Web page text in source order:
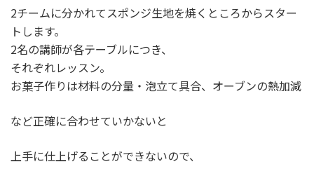
2チームに分かれてスポンジ生地を焼くところからスター
トします。
2名の講師が各テーブルにつき、
それぞれレッスン。
お菓子作りは材料の分量・泡立て具合、オーブンの熱加減
など正確に合わせていかないと
上手に仕上げることができないので、